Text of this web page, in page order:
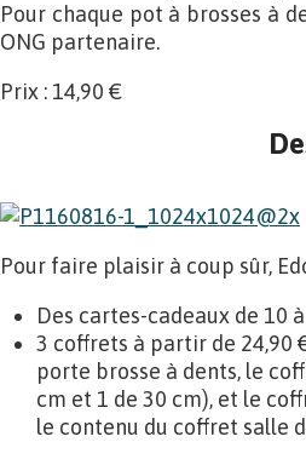
Pour chaque pot à brosses à
ONG partenaire.
Prix : 14,90 €
Pour faire plaisir à coup sûr,
Des cartes-cadeaux de 10
3 coffrets à partir de 24,90
porte brosse à dents, le
cm et 1 de 30 cm), et le
le contenu du coffret salle